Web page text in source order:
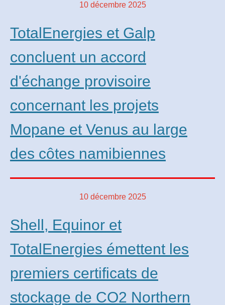
10 décembre 2025
TotalEnergies et Galp
concluent un accord
d'échange provisoire
concernant les projets
Mopane et Venus au large
des côtes namibiennes
10 décembre 2025
Shell, Equinor et
TotalEnergies émettent les
premiers certificats de
stockage de CO2 Northern